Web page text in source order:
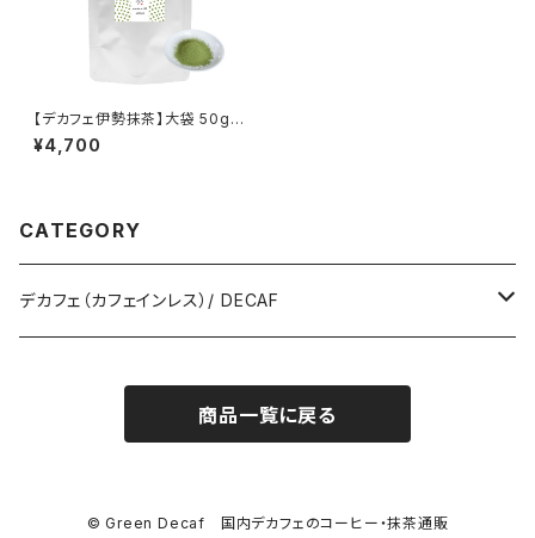
【デカフェ伊勢抹茶】大袋 50g：
超臨界CO2法（国内処理）カフェ
インレス
¥4,700
CATEGORY
デカフェ（カフェインレス）/ DECAF
抹茶 / MATCHA
コーヒー焙煎豆 / ROASTED COFFEE BEANS
商品一覧に戻る
© Green Decaf 国内デカフェのコーヒー・抹茶通販